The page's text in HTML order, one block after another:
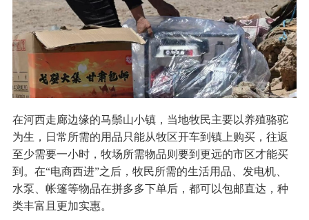
在河西走廊边缘的马鬃山小镇，当地牧民主要以养殖骆驼
为生，日常所需的用品只能从牧区开车到镇上购买，往返
至少需要一小时，牧场所需物品则要到更远的市区才能买
到。在“电商西进”之后，牧民所需的生活用品、发电机、
水泵、帐篷等物品在拼多多下单后，都可以包邮直达，种
类丰富且更加实惠。